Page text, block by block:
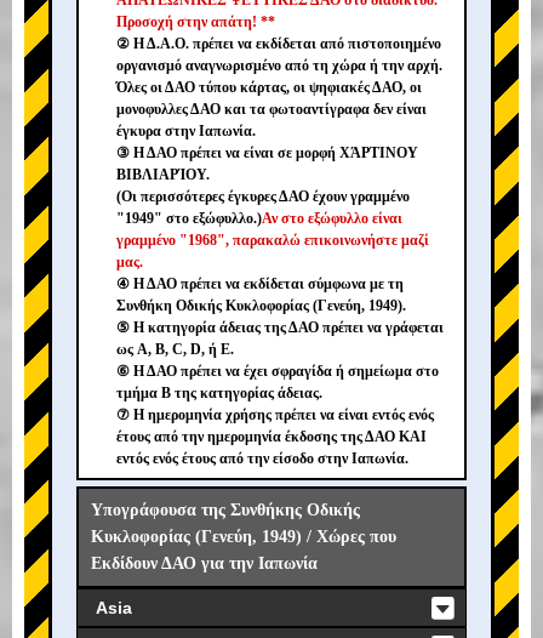
Προσοχή στην απάτη! **
② Η Δ.Α.Ο. πρέπει να εκδίδεται από πιστοποιημένο
οργανισμό αναγνωρισμένο από τη χώρα ή την αρχή.
Όλες οι ΔΑΟ τύπου κάρτας, οι ψηφιακές ΔΑΟ, οι
μονοφυλλες ΔΑΟ και τα φωτοαντίγραφα δεν είναι
έγκυρα στην Ιαπωνία.
③ Η ΔΑΟ πρέπει να είναι σε μορφή ΧΆΡΤΙΝΟΥ
ΒΙΒΛΙΑΡΊΟΥ.
(Οι περισσότερες έγκυρες ΔΑΟ έχουν γραμμένο
"1949" στο εξώφυλλο.)Αν στο εξώφυλλο είναι
γραμμένο "1968", παρακαλώ επικοινωνήστε μαζί
μας.
④ Η ΔΑΟ πρέπει να εκδίδεται σύμφωνα με τη
Συνθήκη Οδικής Κυκλοφορίας (Γενεύη, 1949).
⑤ Η κατηγορία άδειας της ΔΑΟ πρέπει να γράφεται
ως A, B, C, D, ή E.
⑥ Η ΔΑΟ πρέπει να έχει σφραγίδα ή σημείωμα στο
τμήμα B της κατηγορίας άδειας.
⑦ Η ημερομηνία χρήσης πρέπει να είναι εντός ενός
έτους από την ημερομηνία έκδοσης της ΔΑΟ ΚΑΙ
εντός ενός έτους από την είσοδο στην Ιαπωνία.
Υπογράφουσα της Συνθήκης Οδικής
Κυκλοφορίας (Γενεύη, 1949) / Χώρες που
Εκδίδουν ΔΑΟ για την Ιαπωνία
Asia